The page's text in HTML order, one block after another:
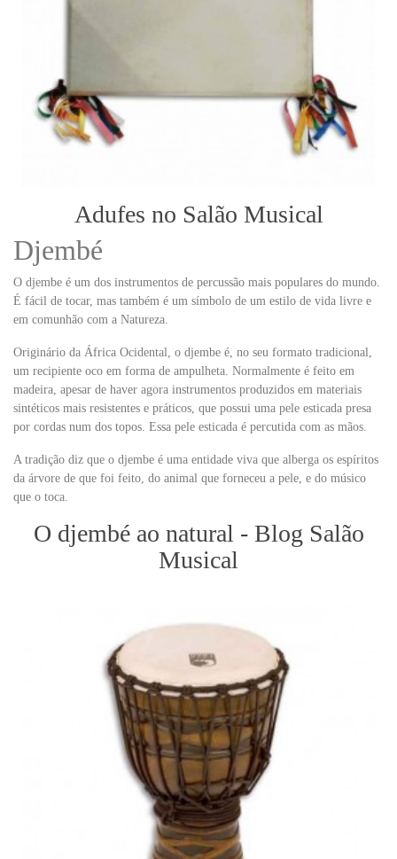
Adufes no Salão Musical
Djembé
O djembe é um dos instrumentos de percussão mais populares do mundo.
É fácil de tocar, mas também é um símbolo de um estilo de vida livre e
em comunhão com a Natureza.
Originário da África Ocidental, o djembe é, no seu formato tradicional,
um recipiente oco em forma de ampulheta. Normalmente é feito em
madeira, apesar de haver agora instrumentos produzidos em materiais
sintéticos mais resistentes e práticos, que possui uma pele esticada presa
por cordas num dos topos. Essa pele esticada é percutida com as mãos.
A tradição diz que o djembe é uma entidade viva que alberga os espíritos
da árvore de que foi feito, do animal que forneceu a pele, e do músico
que o toca.
O djembé ao natural - Blog Salão
Musical